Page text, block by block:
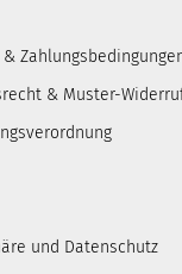
& Muster-
und Datenschutz